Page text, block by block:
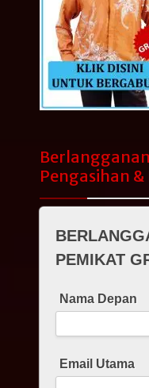
Pengasihan
PEMIKAT
Nama Depan
Email Utama